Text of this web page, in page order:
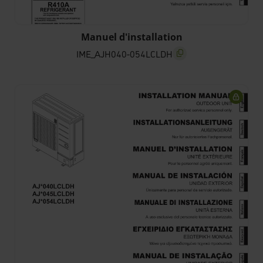
IME_AJH040-054LCLDH screenreader.copy title
Manuel d'installation